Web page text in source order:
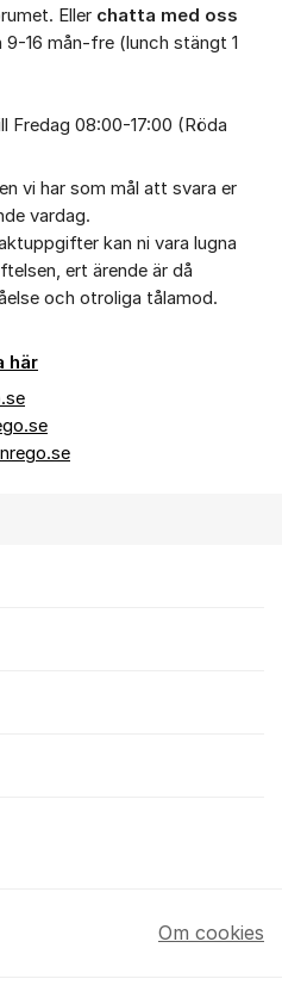
Eller chatta med oss
9-16 mån-fre (lunch stängt 1
Fredag 08:00-17:00 (Röda
vi har som mål att svara er
vardag.
kan ni vara lugna
ert ärende är då
och otroliga tålamod.
här
Om cookies